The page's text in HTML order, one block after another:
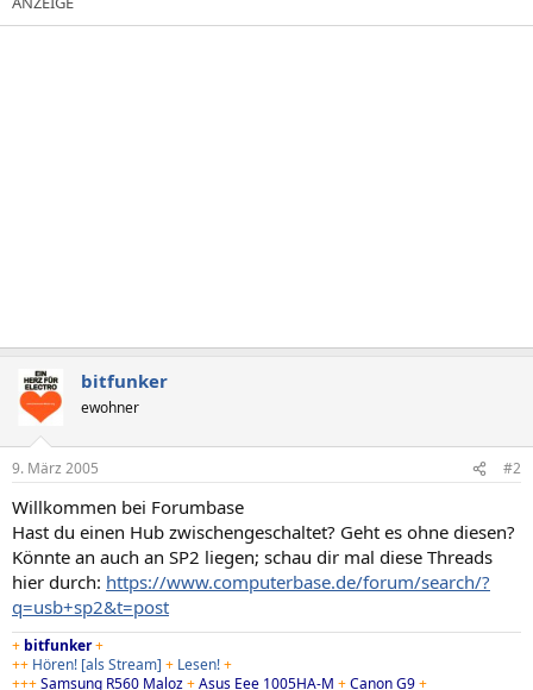
bitfunker
ewohner
9. März 2005 #2
Willkommen bei Forumbase
Hast du einen Hub zwischengeschaltet? Geht es ohne diesen?
Könnte an auch an SP2 liegen; schau dir mal diese Threads
hier durch: https://www.computerbase.de/forum/search/?
q=usb+sp2&t=post
+ bitfunker+
++ Hören! [als Stream] + Lesen!+
+++Samsung R560 Maloz+Asus Eee 1005HA-M +Canon G9+